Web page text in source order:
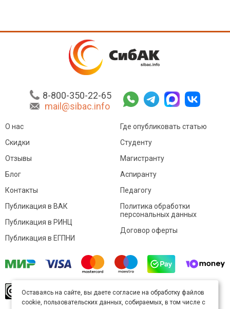
8-800-350-22-65
mail@sibac.info
О нас
Скидки
Отзывы
Блог
Контакты
Где опубликовать статью
Студенту
Магистранту
Аспиранту
Педагогу
Публикация в ВАК
Публикация в РИНЦ
Публикация в ЕГПНИ
Политика обработки
персональных данных
Договор оферты
произведение доступно полицензии Creative
Commons «Attribution» («Атрибуция») 4.0
Оставаясь на сайте, вы даете согласие на обработку файлов
cookie, пользовательских данных, собираемых, в том числе с